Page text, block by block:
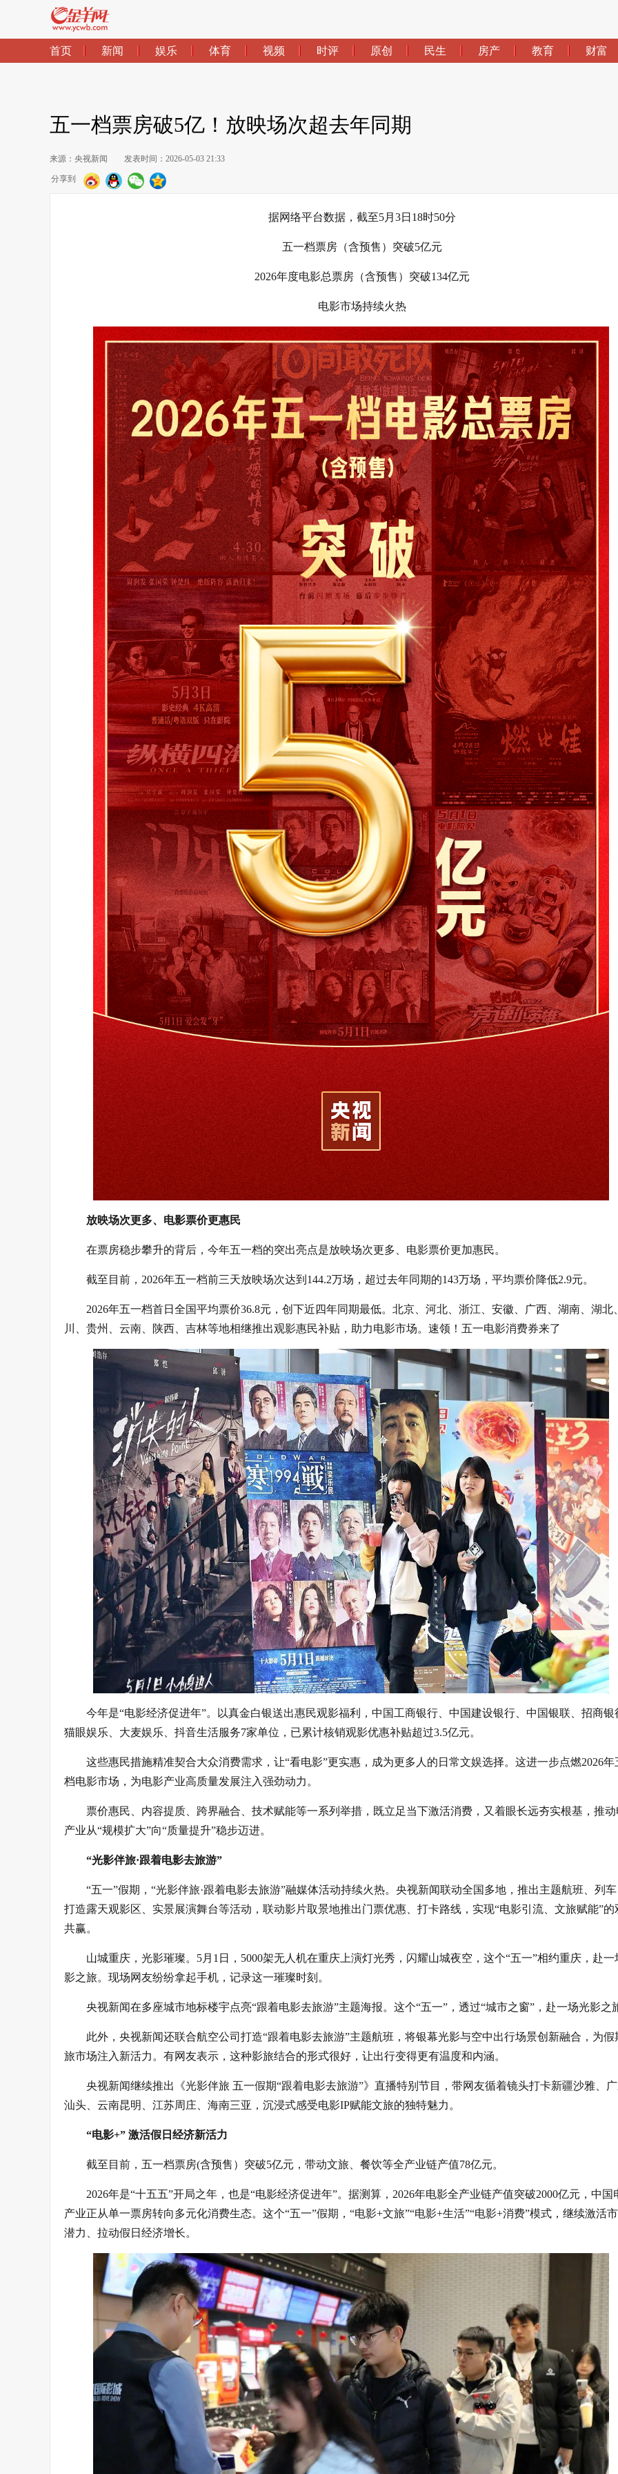
首页 新闻 娱乐 体育 视频 时评 原创 民生 房产 教育 财富
五一档票房破5亿！放映场次超去年同期
来源：央视新闻 发表时间：2026-05-03 21:33
分享到
据网络平台数据，截至5月3日18时50分
五一档票房（含预售）突破5亿元
2026年度电影总票房（含预售）突破134亿元
电影市场持续火热
放映场次更多、电影票价更惠民
在票房稳步攀升的背后，今年五一档的突出亮点是放映场次更多、电影票价更加惠民。
截至目前，2026年五一档前三天放映场次达到144.2万场，超过去年同期的143万场，平均票价降低2.9元。
2026年五一档首日全国平均票价36.8元，创下近四年同期最低。北京、河北、浙江、安徽、广西、湖南、湖北
川、贵州、云南、陕西、吉林等地相继推出观影惠民补贴，助力电影市场。速领！五一电影消费券来了
今年是“电影经济促进年”。以真金白银送出惠民观影福利，中国工商银行、中国建设银行、中国银联、招商银
猫眼娱乐、大麦娱乐、抖音生活服务7家单位，已累计核销观影优惠补贴超过3.5亿元。
这些惠民措施精准契合大众消费需求，让“看电影”更实惠，成为更多人的日常文娱选择。这进一步点燃2026年
档电影市场，为电影产业高质量发展注入强劲动力。
票价惠民、内容提质、跨界融合、技术赋能等一系列举措，既立足当下激活消费，又着眼长远夯实根基，推
产业从“规模扩大”向“质量提升”稳步迈进。
“光影伴旅·跟着电影去旅游”
“五一”假期，“光影伴旅·跟着电影去旅游”融媒体活动持续火热。央视新闻联动全国多地，推出主题航班、列
打造露天观影区、实景展演舞台等活动，联动影片取景地推出门票优惠、打卡路线，实现“电影引流、文旅赋能”的
共赢。
山城重庆，光影璀璨。5月1日，5000架无人机在重庆上演灯光秀，闪耀山城夜空，这个“五一”相约重庆，赴一
影之旅。现场网友纷纷拿起手机，记录这一璀璨时刻。
央视新闻在多座城市地标楼宇点亮“跟着电影去旅游”主题海报。这个“五一”，透过“城市之窗”，赴一场光影之
此外，央视新闻还联合航空公司打造“跟着电影去旅游”主题航班，将银幕光影与空中出行场景创新融合，为假
旅市场注入新活力。有网友表示，这种影旅结合的形式很好，让出行变得更有温度和内涵。
央视新闻继续推出《光影伴旅 五一假期“跟着电影去旅游”》直播特别节目，带网友循着镜头打卡新疆沙雅、
汕头、云南昆明、江苏周庄、海南三亚，沉浸式感受电影IP赋能文旅的独特魅力。
“电影+” 激活假日经济新活力
截至目前，五一档票房(含预售）突破5亿元，带动文旅、餐饮等全产业链产值78亿元。
2026年是“十五五”开局之年，也是“电影经济促进年”。据测算，2026年电影全产业链产值突破2000亿元，中国
产业正从单一票房转向多元化消费生态。这个“五一”假期，“电影+文旅”“电影+生活”“电影+消费”模式，继续激活
潜力、拉动假日经济增长。